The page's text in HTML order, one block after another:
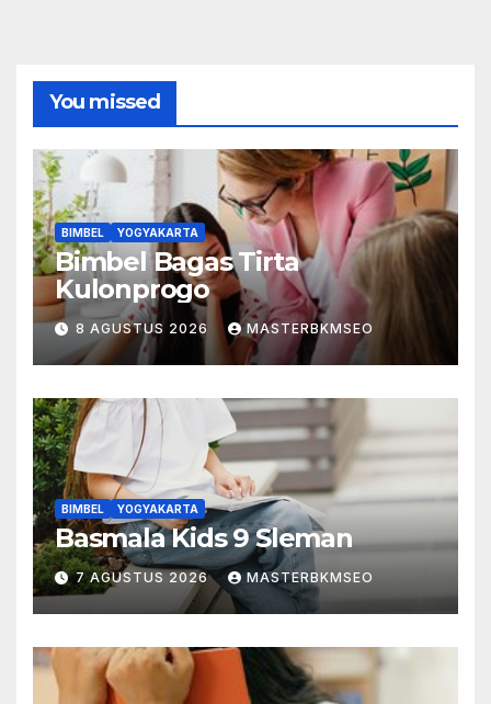
You missed
BIMBEL YOGYAKARTA
Bimbel Bagas Tirta
Kulonprogo
8 AGUSTUS 2026 MASTERBKMSEO
BIMBEL YOGYAKARTA
Basmala Kids 9 Sleman
7 AGUSTUS 2026 MASTERBKMSEO